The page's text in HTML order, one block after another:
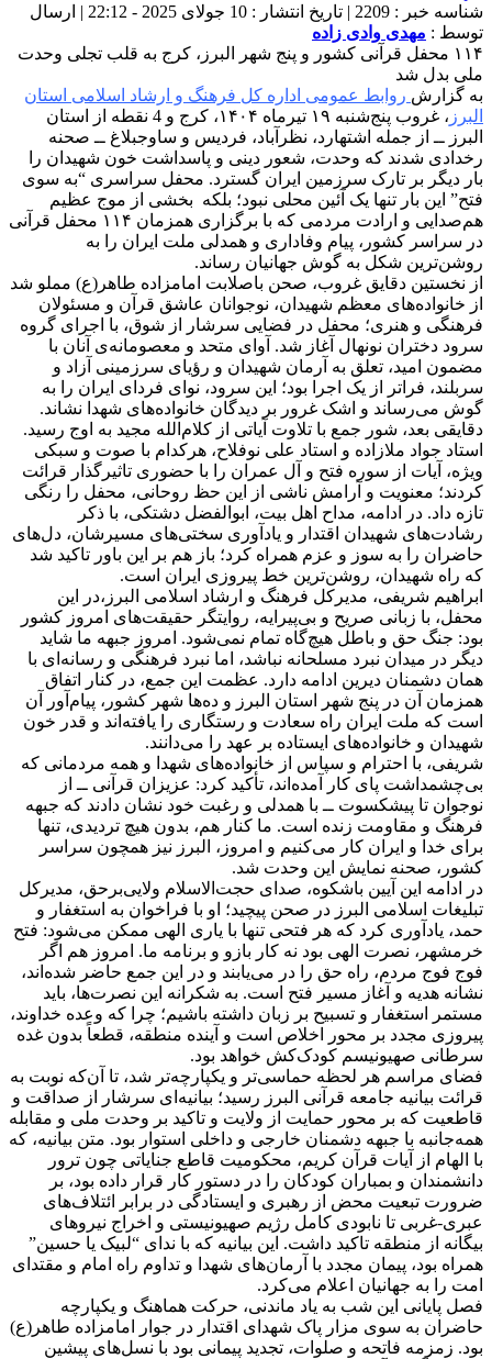
شناسه خبر : 2209 | تاریخ انتشار : 10 جولای 2025 - 22:12 | ارسال
توسط : مهدی وادی زاده
۱۱۴ محفل قرآنی کشور و پنج شهر البرز، کرج به قلب تجلی وحدت
ملی بدل شد
به گزارش روابط عمومی اداره کل فرهنگ و ارشاد اسلامی استان
البرز
، غروب پنج‌شنبه ۱۹ تیرماه ۱۴۰۴، کرج و 4 نقطه از استان
البرز ــ از جمله اشتهارد، نظرآباد، فردیس و ساوجبلاغ ــ صحنه
رخدادی شدند که وحدت، شعور دینی و پاسداشت خون شهیدان را
بار دیگر بر تارک سرزمین ایران گسترد. محفل سراسری “به سوی
فتح” این بار تنها یک آئین محلی نبود؛ بلکه بخشی از موج عظیم
هم‌صدایی و ارادت مردمی که با برگزاری همزمان ۱۱۴ محفل قرآنی
در سراسر کشور، پیام وفاداری و همدلی ملت ایران را به
روشن‌ترین شکل به گوش جهانیان رساند.
از نخستین دقایق غروب، صحن باصلابت امامزاده طاهر(ع) مملو شد
از خانواده‌های معظم شهیدان، نوجوانان عاشق قرآن و مسئولان
فرهنگی و هنری؛ محفل در فضایی سرشار از شوق، با اجرای گروه
سرود دختران نونهال آغاز شد. آوای متحد و معصومانه‌ی آنان با
مضمون امید، تعلق به آرمان شهیدان و رؤیای سرزمینی آزاد و
سربلند، فراتر از یک اجرا بود؛ این سرود، نوای فردای ایران را به
گوش می‌رساند و اشک غرور بر دیدگان خانواده‌های شهدا نشاند.
دقایقی بعد، شور جمع با تلاوت آیاتی از کلام‌الله مجید به اوج رسید.
استاد جواد ملازاده و استاد علی نوفلاح، هرکدام با صوت و سبکی
ویژه، آیات از سوره فتح و آل عمران را با حضوری تاثیرگذار قرائت
کردند؛ معنویت و آرامش ناشی از این حظ روحانی، محفل را رنگی
تازه داد. در ادامه، مداح اهل بیت، ابوالفضل دشتکی، با ذکر
رشادت‌های شهیدان اقتدار و یادآوری سختی‌های مسیرشان، دل‌های
حاضران را به سوز و عزم همراه کرد؛ باز هم بر این باور تاکید شد
که راه شهیدان، روشن‌ترین خط پیروزی ایران است.
ابراهیم شریفی، مدیرکل فرهنگ و ارشاد اسلامی البرز،در این
محفل، با زبانی صریح و بی‌پیرایه، روایتگر حقیقت‌های امروز کشور
بود: جنگ حق و باطل هیچ‌گاه تمام نمی‌شود. امروز جبهه ما شاید
دیگر در میدان نبرد مسلحانه نباشد، اما نبرد فرهنگی و رسانه‌ای با
همان دشمنان دیرین ادامه دارد. عظمت این جمع، در کنار اتفاق
همزمان آن در پنج شهر استان البرز و ده‌ها شهر کشور، پیام‌آور آن
است که ملت ایران راه سعادت و رستگاری را یافته‌اند و قدر خون
شهیدان و خانواده‌های ایستاده بر عهد را می‌دانند.
شریفی، با احترام و سپاس از خانواده‌های شهدا و همه مردمانی که
بی‌چشمداشت پای کار آمد‌ه‌اند، تأکید کرد: عزیزان قرآنی ــ از
نوجوان تا پیشکسوت ــ با همدلی و رغبت خود نشان دادند که جبهه
فرهنگ و مقاومت زنده است. ما کنار هم، بدون هیچ تردیدی، تنها
برای خدا و ایران کار می‌کنیم و امروز، البرز نیز همچون سراسر
کشور، صحنه نمایش این وحدت شد.
در ادامه این آیین باشکوه، صدای حجت‌الاسلام ولایی‌برحق، مدیرکل
تبلیغات اسلامی البرز در صحن پیچید؛ او با فراخوان به استغفار و
حمد، یادآوری کرد که هر فتحی تنها با یاری الهی ممکن می‌شود: فتح
خرمشهر، نصرت الهی بود نه کار بازو و برنامه ما. امروز هم اگر
فوج فوج مردم، راه حق را در می‌یابند و در این جمع حاضر شده‌اند،
نشانه هدیه و آغاز مسیر فتح است. به شکرانه این نصرت‌ها، باید
مستمر استغفار و تسبیح بر زبان داشته باشیم؛ چرا که وعده خداوند،
پیروزی مجدد بر محور اخلاص است و آینده منطقه، قطعاً بدون غده
سرطانی صهیونیسم کودک‌کش خواهد بود.
فضای مراسم هر لحظه حماسی‌تر و یکپارچه‌تر شد، تا آن‌که نوبت به
قرائت بیانیه جامعه قرآنی البرز رسید؛ بیانیه‌ای سرشار از صداقت و
قاطعیت که بر محور حمایت از ولایت و تاکید بر وحدت ملی و مقابله
همه‌جانبه با جبهه دشمنان خارجی و داخلی استوار بود. متن بیانیه، که
با الهام از آیات قرآن کریم، محکومیت قاطع جنایاتی چون ترور
دانشمندان و بمباران کودکان را در دستور کار قرار داده بود، بر
ضرورت تبعیت محض از رهبری و ایستادگی در برابر ائتلاف‌های
عبری-غربی تا نابودی کامل رژیم صهیونیستی و اخراج نیروهای
بیگانه از منطقه تاکید داشت. این بیانیه که با ندای “لبیک یا حسین”
همراه بود، پیمان مجدد با آرمان‌های شهدا و تداوم راه امام و مقتدای
امت را به جهانیان اعلام می‌کرد.
فصل پایانی این شب به یاد ماندنی، حرکت هماهنگ و یکپارچه
حاضران به سوی مزار پاک شهدای اقتدار در جوار امامزاده طاهر(ع)
بود. زمزمه فاتحه و صلوات، تجدید پیمانی بود با نسل‌های پیشینِ